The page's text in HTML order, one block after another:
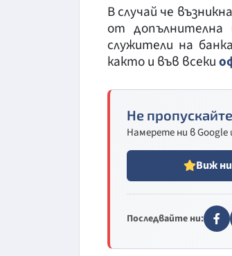
В случай че
от
служители на
както и във всеки
Не
Намерете ни в
Виж
Последвайте ни: